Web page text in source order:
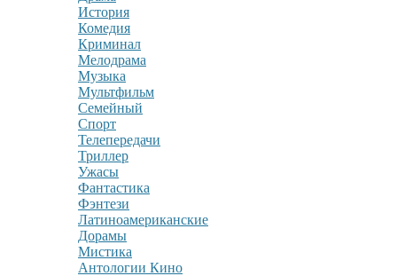
История
Комедия
Криминал
Мелодрама
Музыка
Мультфильм
Семейный
Спорт
Телепередачи
Триллер
Ужасы
Фантастика
Фэнтези
Латиноамериканские
Дорамы
Мистика
Антологии Кино